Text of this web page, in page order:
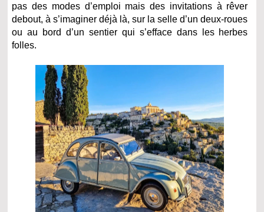
pas des modes d’emploi mais des invitations à rêver
debout, à s’imaginer déjà là, sur la selle d’un deux-roues
ou au bord d’un sentier qui s’efface dans les herbes
folles.